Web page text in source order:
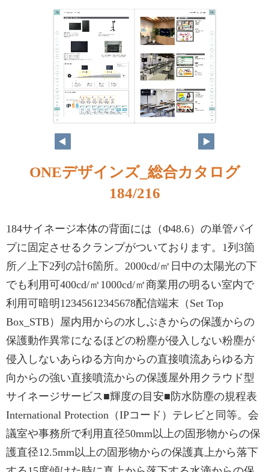
ONEデザインズ_総合カタログ
184/216
184サイネージ本体の背面には（Φ48.6）の単管パイ
プに固定させるクランプがついております。1列3箇
所／上下2列の計6箇所。2000cd/㎡日中の太陽光の下
でも利用可400cd/㎡1000cd/㎡商業用の明るい室内で
利用可暗明12345612345678配信端末（Set Top
Box_STB）屋内用からの水しぶきからの保護からの
保護動作異常になるほどの粉塵が侵入しない粉塵が
侵入しないあらゆる方向からの直接噴流あらゆる方
向からの強い直接噴流からの保護屋外用クラウド型
サイネージサービス■輝度の目安■防水防塵の規程表
International Protection（IPコード）テレビと同等。会
議室や事務所で利用直径50mm以上の固形物からの保
護直径12.5mm以上の固形物からの保護真上から落下